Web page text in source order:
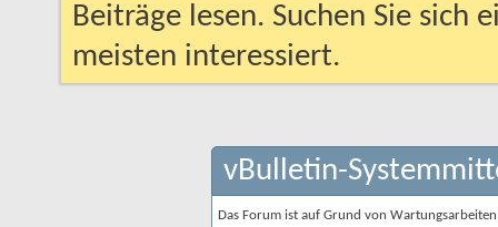
Beiträge lesen. Suchen Sie sich
meisten interessiert.
vBulletin-
Das Forum ist auf Grund von